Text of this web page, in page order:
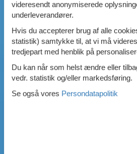
videresendt anonymiserede
underleverandører.
Hvis du accepterer brug af alle
statistik) samtykke til, at vi må
tredjepart med henblik på
Du kan når som helst ændre eller
vedr. statistik og/eller markedsføring.
Se også vores Persondatapolitik